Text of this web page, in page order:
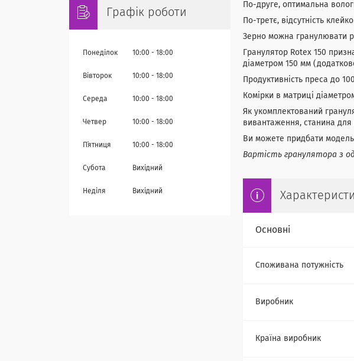
По-друге, оптимальна
По-третє, відсутність
Зерно можна гранулювати
Гранулятор Rotex 150
діаметром 150 мм
Продуктивність преса до
Комірки в матриці
Як укомплектований
вивантаження, станина для
Ви можете придбати
Вартість гранулятора з
Основні
Споживана потужність
Виробник
Країна виробник
Графік роботи
Понеділок 10:00 18:00
Вівторок 10:00 18:00
Середа 10:00 18:00
Четвер 10:00 18:00
Пʼятниця 10:00 18:00
Субота Вихідний
Неділя Вихідний